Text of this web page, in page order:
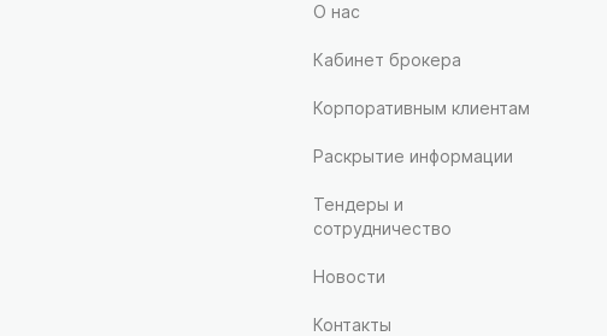
О нас
Кабинет брокера
Корпоративным клиентам
Раскрытие информации
Тендеры и
сотрудничество
Новости
Контакты